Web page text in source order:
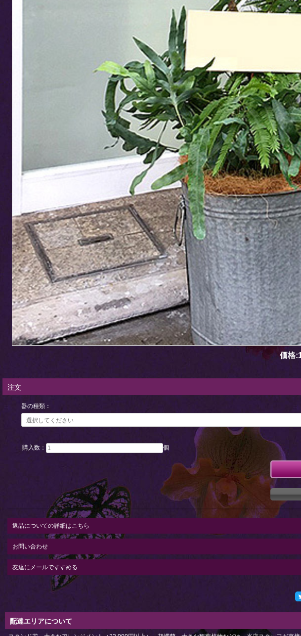
価格:
注文
器の種類：
購入数： 個
返品についての詳細はこちら
お問い合わせ
友達にメールですすめる
配達エリアについて